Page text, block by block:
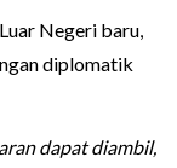
Negeri baru,
diplomatik
dapat diambil,